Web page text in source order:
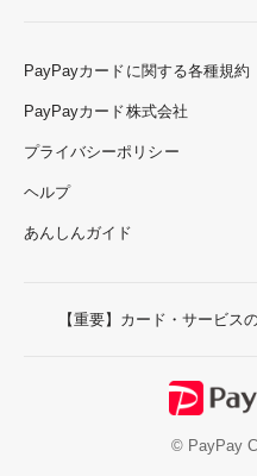
PayPayカードに関する各種規約
PayPayカード株式会社
プライバシーポリシー
ヘルプ
あんしんガイド
【重要】カード・サービス
© PayPay